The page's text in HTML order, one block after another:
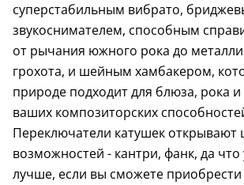
суперстабильным вибрато,
звукоснимателем, способным
от рычания южного рока до
грохота, и шейным хамбакером,
природе подходит для блюза, рока
ваших композиторских
Переключатели катушек открывают
возможностей - кантри, фанк, да
лучше, если вы сможете приобрести